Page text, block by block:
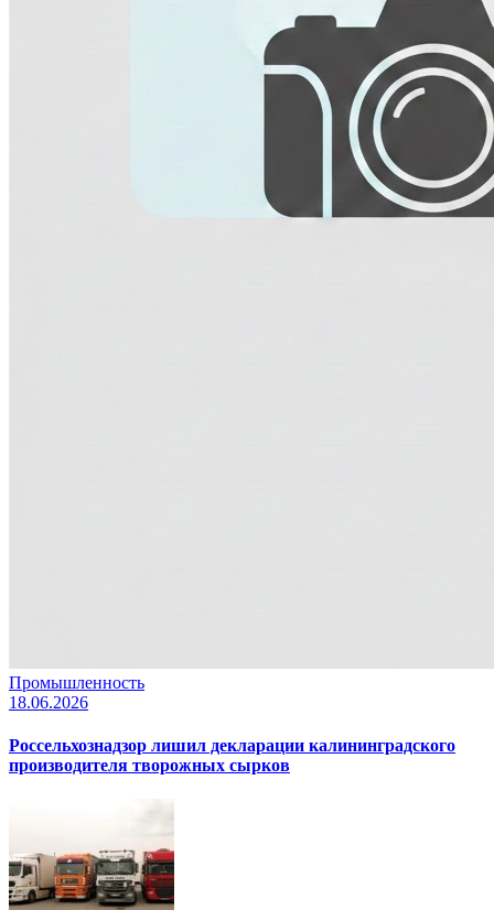
Промышленность
18.06.2026
Россельхознадзор лишил декларации калининградского
производителя творожных сырков